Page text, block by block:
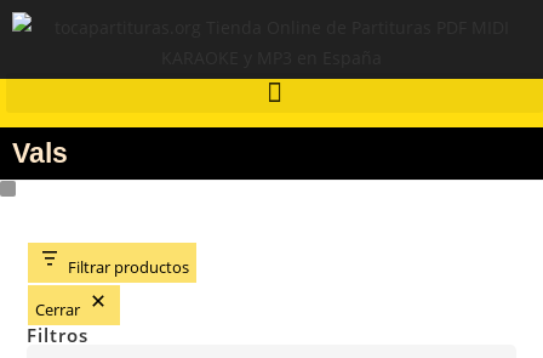
Vals
Filtrar productos
Cerrar
Filtros